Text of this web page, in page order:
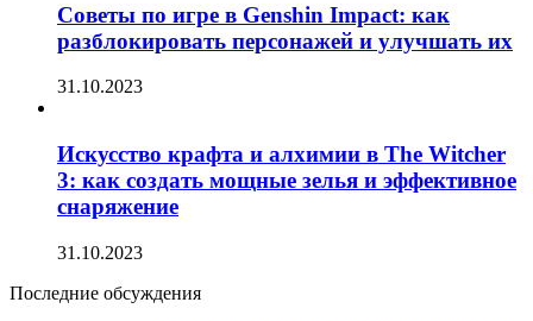
Советы по игре в Genshin Impact: как
разблокировать персонажей и улучшать их
31.10.2023
Искусство крафта и алхимии в The Witcher
3: как создать мощные зелья и эффективное
снаряжение
31.10.2023
Последние обсуждения